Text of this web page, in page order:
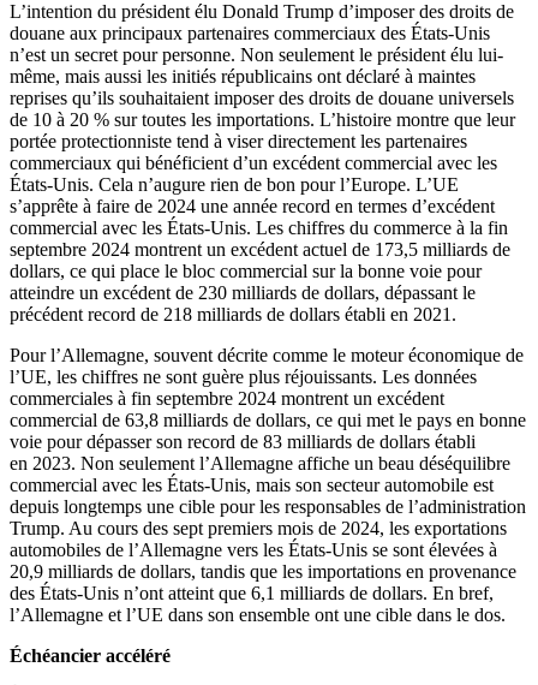
L’intention du président élu Donald Trump d’imposer des droits de
douane aux principaux partenaires commerciaux des États-Unis
n’est un secret pour personne. Non seulement le président élu lui-
même, mais aussi les initiés républicains ont déclaré à maintes
reprises qu’ils souhaitaient imposer des droits de douane universels
de 10 à 20 % sur toutes les importations. L’histoire montre que leur
portée protectionniste tend à viser directement les partenaires
commerciaux qui bénéficient d’un excédent commercial avec les
États-Unis. Cela n’augure rien de bon pour l’Europe. L’UE
s’apprête à faire de 2024 une année record en termes d’excédent
commercial avec les États-Unis. Les chiffres du commerce à la fin
septembre 2024 montrent un excédent actuel de 173,5 milliards de
dollars, ce qui place le bloc commercial sur la bonne voie pour
atteindre un excédent de 230 milliards de dollars, dépassant le
précédent record de 218 milliards de dollars établi en 2021.
Pour l’Allemagne, souvent décrite comme le moteur économique de
l’UE, les chiffres ne sont guère plus réjouissants. Les données
commerciales à fin septembre 2024 montrent un excédent
commercial de 63,8 milliards de dollars, ce qui met le pays en bonne
voie pour dépasser son record de 83 milliards de dollars établi
en 2023. Non seulement l’Allemagne affiche un beau déséquilibre
commercial avec les États-Unis, mais son secteur automobile est
depuis longtemps une cible pour les responsables de l’administration
Trump. Au cours des sept premiers mois de 2024, les exportations
automobiles de l’Allemagne vers les États-Unis se sont élevées à
20,9 milliards de dollars, tandis que les importations en provenance
des États-Unis n’ont atteint que 6,1 milliards de dollars. En bref,
l’Allemagne et l’UE dans son ensemble ont une cible dans le dos.
Échéancier accéléré